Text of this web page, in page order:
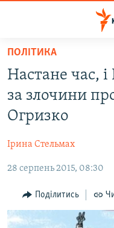
Перейти
основного
матеріалу
Перейти
до
основної
навігації
Перейти
пошуку
ВІДЕО ТА ФОТО
БЛОГИ
ПОГЛЯД
ІНТЕРВ'Ю
ВСЕ ЗА ДЕНЬ
ПОЛІТИКА
Настане час, і
за злочини
Огризко
Ірина Стельмах
28 серпень 2015, 08:30
Поділитись